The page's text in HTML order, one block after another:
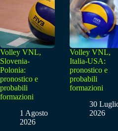
Volley VNL,
Slovenia-
Polonia:
pronostico e
probabili
formazioni
1 Agosto
2026
Volley VNL,
Italia-USA:
pronostico e
probabili
formazioni
30
2026